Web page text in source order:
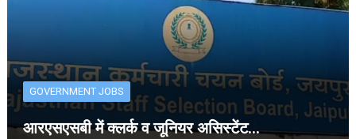
GOVERNMENT JOBS
आरएसएसबी में क्लर्क व जूनियर असिस्टेंट…